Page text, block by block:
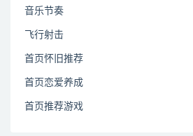
音乐节奏
飞行射击
首页怀旧推荐
首页恋爱养成
首页推荐游戏